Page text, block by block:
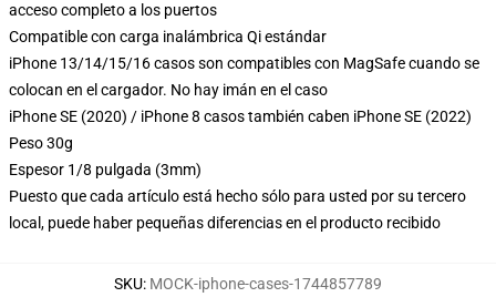
acceso completo a los puertos
Compatible con carga inalámbrica Qi estándar
iPhone 13/14/15/16 casos son compatibles con MagSafe cuando se
colocan en el cargador. No hay imán en el caso
iPhone SE (2020) / iPhone 8 casos también caben iPhone SE (2022)
Peso 30g
Espesor 1/8 pulgada (3mm)
Puesto que cada artículo está hecho sólo para usted por su tercero
local, puede haber pequeñas diferencias en el producto recibido
SKU: MOCK-iphone-cases-1744857789